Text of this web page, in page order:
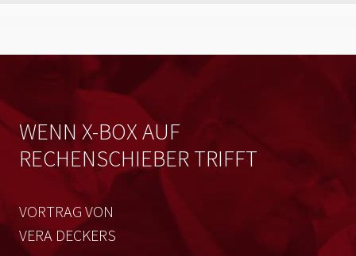
WENN X-BOX AUF
RECHENSCHIEBER TRIFFT
VORTRAG VON
VERA DECKERS